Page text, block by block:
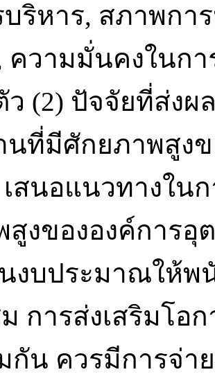
บริหาร, สภาพก
ความมั่นคงในก
(2) ปัจจัยที่ส่งผ
นที่มีศักยภาพสูง
เสนอแนวทางใน
งขององค์การอุ
งบประมาณให้พ
การส่งเสริมโ
มกัน ควรมีการจ่